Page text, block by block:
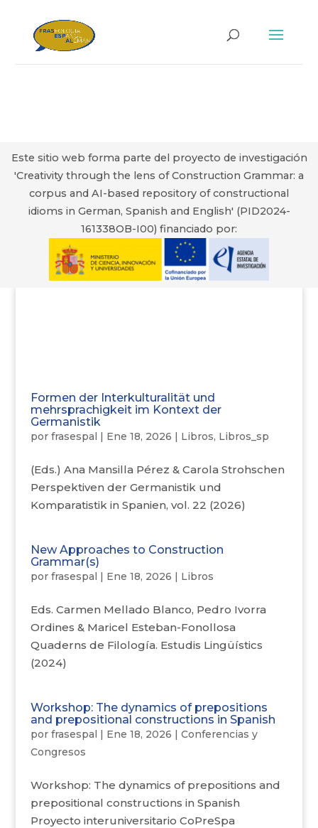
Este sitio web forma parte del proyecto de investigación
'Creativity through the lens of Construction Grammar: a
corpus and AI-based repository of constructional
idioms in German, Spanish and English' (PID2024-
161338OB-I00) financiado por:
Formen der Interkulturalität und
mehrsprachigkeit im Kontext der
Germanistik
por frasespal | Ene 18, 2026 | Libros, Libros_sp
(Eds.) Ana Mansilla Pérez & Carola Strohschen
Perspektiven der Germanistik und
Komparatistik in Spanien, vol. 22 (2026)
New Approaches to Construction
Grammar(s)
por frasespal | Ene 18, 2026 | Libros
Eds. Carmen Mellado Blanco, Pedro Ivorra
Ordines & Maricel Esteban-Fonollosa
Quaderns de Filología. Estudis Lingüístics
(2024)
Workshop: The dynamics of prepositions
and prepositional constructions in Spanish
por frasespal | Ene 18, 2026 | Conferencias y
Congresos
Workshop: The dynamics of prepositions and
prepositional constructions in Spanish
Proyecto interuniversitario CoPreSpa